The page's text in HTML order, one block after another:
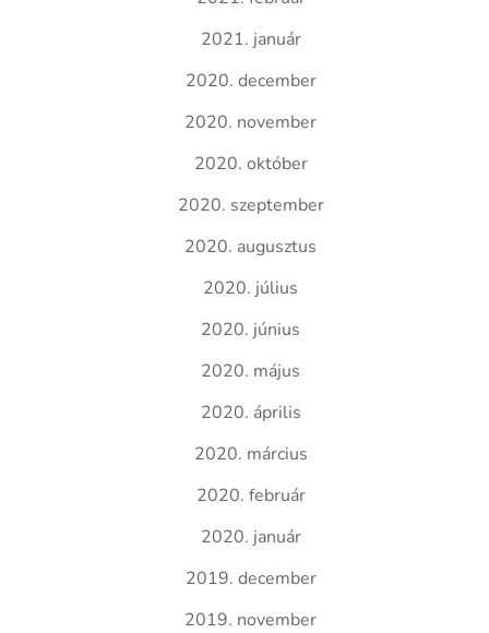
2021. január
2020. december
2020. november
2020. október
2020. szeptember
2020. augusztus
2020. július
2020. június
2020. május
2020. április
2020. március
2020. február
2020. január
2019. december
2019. november